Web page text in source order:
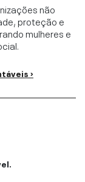
não
proteção e
mulheres e
›